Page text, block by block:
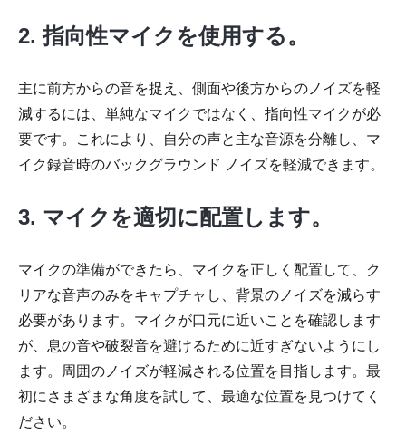
2. 指向性マイクを使用する。
主に前方からの音を捉え、側面や後方からのノイズを軽
減するには、単純なマイクではなく、指向性マイクが必
要です。これにより、自分の声と主な音源を分離し、マ
イク録音時のバックグラウンド ノイズを軽減できます。
3. マイクを適切に配置します。
マイクの準備ができたら、マイクを正しく配置して、ク
リアな音声のみをキャプチャし、背景のノイズを減らす
必要があります。マイクが口元に近いことを確認します
が、息の音や破裂音を避けるために近すぎないようにし
ます。周囲のノイズが軽減される位置を目指します。最
初にさまざまな角度を試して、最適な位置を見つけてく
ださい。